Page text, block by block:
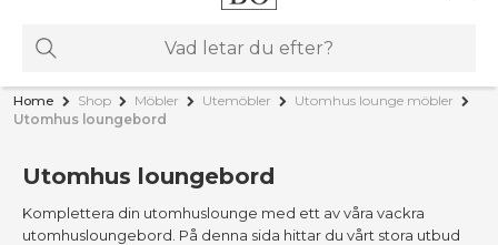
Home Shop Möbler Utemöbler
Utomhus lounge möbler
Utomhus loungebord
Utomhus loungebord
Komplettera din utomhuslounge med ett av våra vackra
utomhusloungebord. På denna sida hittar du vårt stora utbud